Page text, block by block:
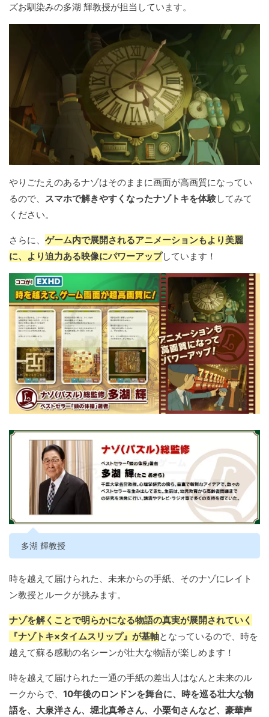
ズお馴染みの多湖 輝教授が担当しています。
やりごたえのあるナゾはそのままに画面が高画質になってい
るので、
スマホで解きやすくなったナゾトキを体験してみて
ください。
さらに、 ゲーム内で展開されるアニメーションもより美麗
に、より迫力ある映像にパワーアップしています！
多湖 輝教授
時を越えて届けられた、未来からの手紙、そのナゾにレイト
ン教授とルークが挑みます。
ナゾを解くことで明らかになる物語の真実が展開されていく
『ナゾトキ×タイムスリップ』が基軸となっているので、時を
越えて蘇る感動の名シーンが壮大な物語が楽しめます！
時を越えて届けられた一通の手紙の差出人はなんと未来のル
ークからで、 10年後のロンドンを舞台に、時を巡る壮大な物
語を、大泉洋さん、堀北真希さん、小栗旬さんなど、豪華声